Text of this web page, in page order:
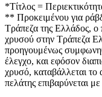
*Τίτλος =
** Προκειμένου για
Τράπεζα της Ελλάδος, ο
χρυσού στην Τράπεζα
προηγουμένως
έλεγχο, και εφόσον
χρυσό, καταβάλλεται το
πελάτης επιβαρύνεται